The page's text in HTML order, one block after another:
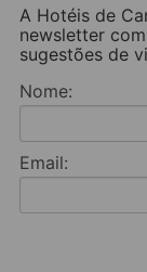
A Hotéis de
newsletter
sugestões de
Nome:
Email: